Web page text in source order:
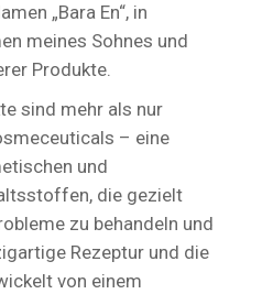
„Bara En“, in
meines Sohnes und
Produkte.
sind mehr als nur
– eine
und
die gezielt
zu behandeln und
Rezeptur und die
von einem